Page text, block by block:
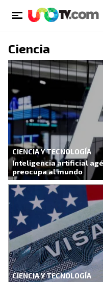
Ciencia
CIENCIA Y TECNOLOGÍA
Inteligencia artificial
preocupa al mundo
CIENCIA Y TECNOLOGÍA